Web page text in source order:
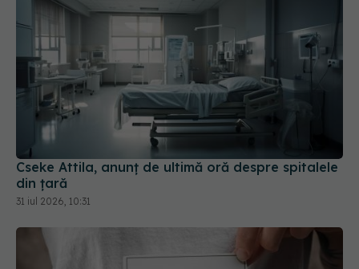
Cseke Attila, anunț de ultimă oră despre spitalele
din țară
31 iul 2026, 10:31